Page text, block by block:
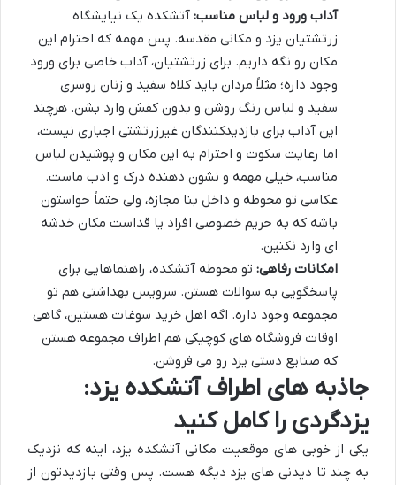
آداب ورود و لباس مناسب: آتشکده یک نیایشگاه
زرتشتیان یزد و مکانی مقدسه. پس مهمه که احترام این
مکان رو نگه داریم. برای زرتشتیان، آداب خاصی برای ورود
وجود داره؛ مثلاً مردان باید کلاه سفید و زنان روسری
سفید و لباس رنگ روشن و بدون کفش وارد بشن. هرچند
این آداب برای بازدیدکنندگان غیرزرتشتی اجباری نیست،
اما رعایت سکوت و احترام به این مکان و پوشیدن لباس
مناسب، خیلی مهمه و نشون دهنده درک و ادب ماست.
عکاسی تو محوطه و داخل بنا مجازه، ولی حتماً حواستون
باشه که به حریم خصوصی افراد یا قداست مکان خدشه
ای وارد نکنین.
امکانات رفاهی: تو محوطه آتشکده، راهنماهایی برای
پاسخگویی به سوالات هستن. سرویس بهداشتی هم تو
مجموعه وجود داره. اگه اهل خرید سوغات هستین، گاهی
اوقات فروشگاه های کوچیکی هم اطراف مجموعه هستن
که صنایع دستی یزد رو می فروشن.
جاذبه های اطراف آتشکده یزد:
یزدگردی را کامل کنید
یکی از خوبی های موقعیت مکانی آتشکده یزد، اینه که نزدیک
به چند تا دیدنی های یزد دیگه هست. پس وقتی بازدیدتون از